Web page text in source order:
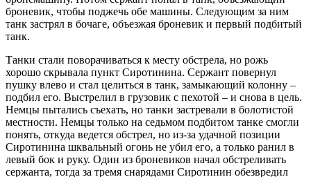
броневик, чтобы поджечь обе машины. Следующим за ним
танк застрял в бочаге, объезжая броневик и первый подбитый
танк.
Танки стали поворачиваться к месту обстрела, но рожь
хорошо скрывала пункт Сиротинина. Сержант повернул
пушку влево и стал целиться в танк, замыкающий колонну –
подбил его. Выстрелил в грузовик с пехотой – и снова в цель.
Немцы пытались съехать, но танки застревали в болотистой
местности. Немцы только на седьмом подбитом танке смогли
понять, откуда ведется обстрел, но из-за удачной позиции
Сиротинина шквальный огонь не убил его, а только ранил в
левый бок и руку. Один из броневиков начал обстреливать
сержанта, тогда за тремя снарядами Сиротинин обезвредил